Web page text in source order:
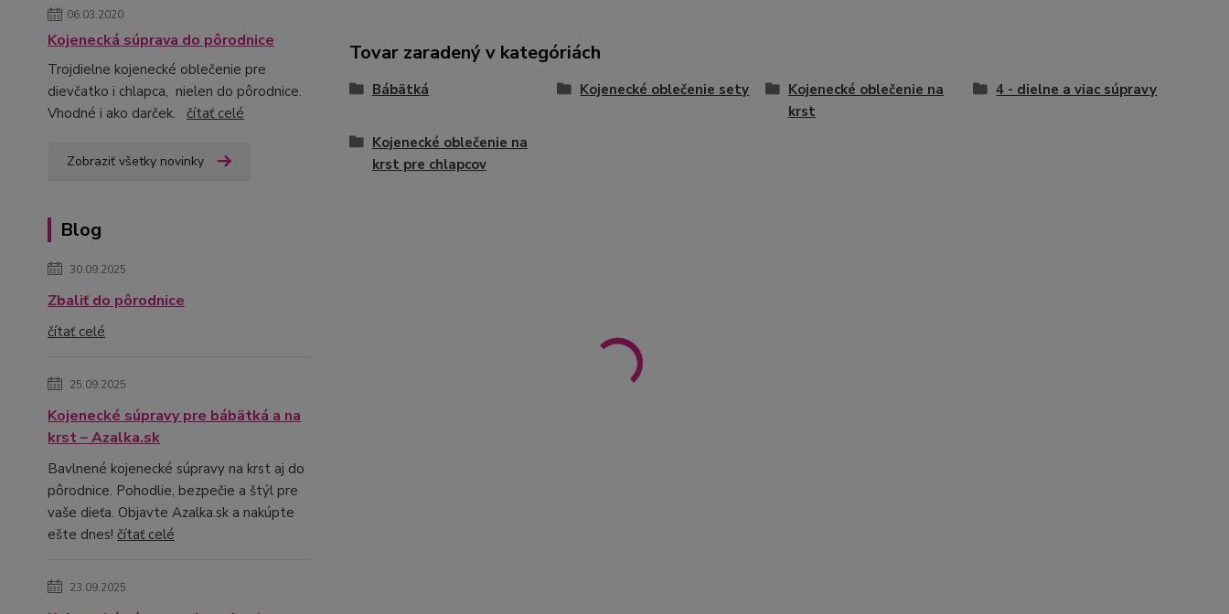
06.03.2020
Kojenecká súprava do pôrodnice
Trojdielne kojenecké oblečenie pre
dievčatko i chlapca, nielen do pôrodnice.
Vhodné i ako darček. čítať celé
Zobraziť všetky novinky
Blog
30.09.2025
Zbaliť do pôrodnice
čítať celé
25.09.2025
Kojenecké súpravy pre bábätká a na
krst – Azalka.sk
Bavlnené kojenecké súpravy na krst aj do
pôrodnice. Pohodlie, bezpečie a štýl pre
vaše dieťa. Objavte Azalka.sk a nakúpte
ešte dnes! čítať celé
23.09.2025
Tovar zaradený v kategóriách
Bábätká Kojenecké oblečenie sety
Kojenecké oblečenie na
krst
4 - dielne a viac súpravy
Kojenecké oblečenie na
krst pre chlapcov